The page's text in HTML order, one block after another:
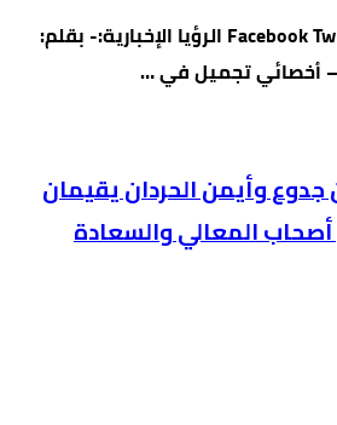
Facebook Twitter Pinterest LinkedIn الرؤيا الإخبارية:- بقلم:
– أخصائي تجميل في …
جدوع وأيمن الحردان يقيمان
المعالي والسعادة